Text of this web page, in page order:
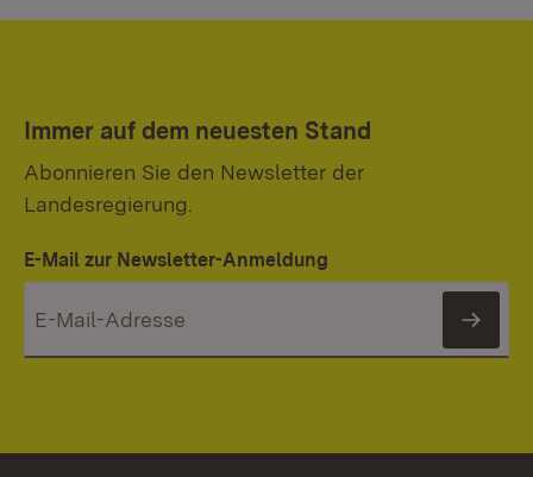
Immer auf dem neuesten Stand
Abonnieren Sie den Newsletter der
Landesregierung.
E-Mail zur Newsletter-Anmeldung